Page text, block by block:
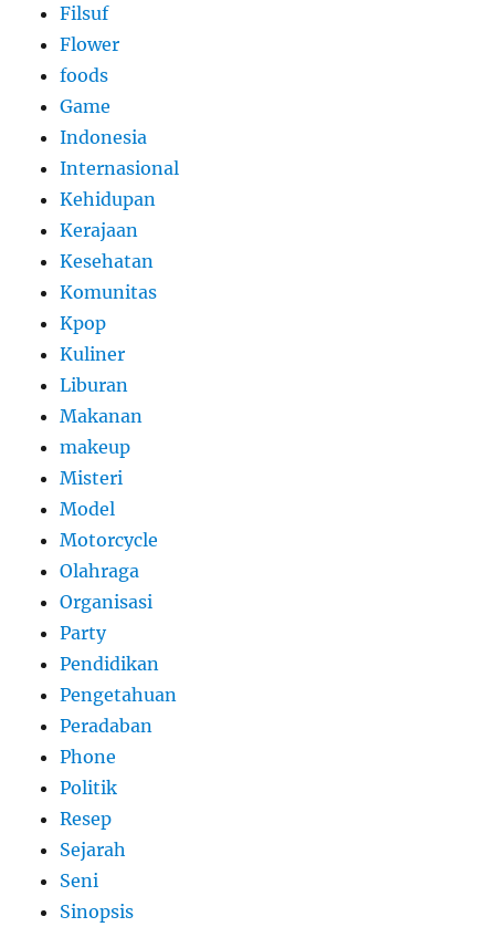
Filsuf
Flower
foods
Game
Indonesia
Internasional
Kehidupan
Kerajaan
Kesehatan
Komunitas
Kpop
Kuliner
Liburan
Makanan
makeup
Misteri
Model
Motorcycle
Olahraga
Organisasi
Party
Pendidikan
Pengetahuan
Peradaban
Phone
Politik
Resep
Sejarah
Seni
Sinopsis